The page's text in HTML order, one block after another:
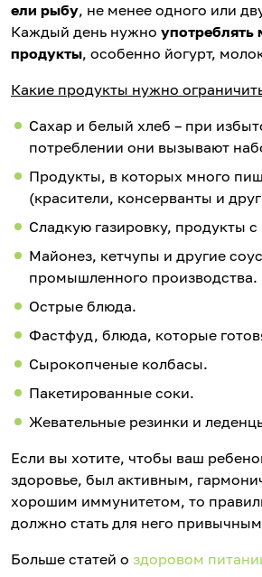
ели рыбу, не менее одного или
Каждый день нужно употреблять
продукты, особенно йогурт,
Какие продукты нужно
Сахар и белый хлеб – при
потреблении они вызывают
Продукты, в которых много
(красители, консерванты и
Сладкую газировку, продукты
Майонез, кетчупы и другие
промышленного производства.
Острые блюда.
Фастфуд, блюда, которые
Сырокопченые колбасы.
Пакетированные соки.
Жевательные резинки и
Если вы хотите, чтобы ваш
здоровье, был активным,
хорошим иммунитетом, то
должно стать для него
Больше статей о здоровом